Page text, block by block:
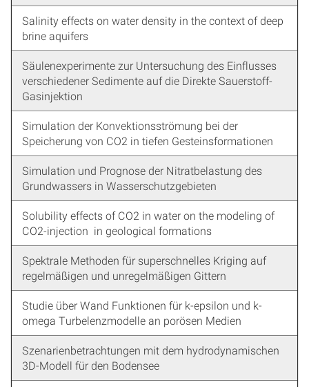
Salinity effects on water density in the context of deep
brine aquifers
Säulenexperimente zur Untersuchung des Einflusses
verschiedener Sedimente auf die Direkte Sauerstoff-
Gasinjektion
Simulation der Konvektionsströmung bei der
Speicherung von CO2 in tiefen Gesteinsformationen
Simulation und Prognose der Nitratbelastung des
Grundwassers in Wasserschutzgebieten
Solubility effects of CO2 in water on the modeling of
CO2-injection in geological formations
Spektrale Methoden für superschnelles Kriging auf
regelmäßigen und unregelmäßigen Gittern
Studie über Wand Funktionen für k-epsilon und k-
omega Turbelenzmodelle an porösen Medien
Szenarienbetrachtungen mit dem hydrodynamischen
3D-Modell für den Bodensee